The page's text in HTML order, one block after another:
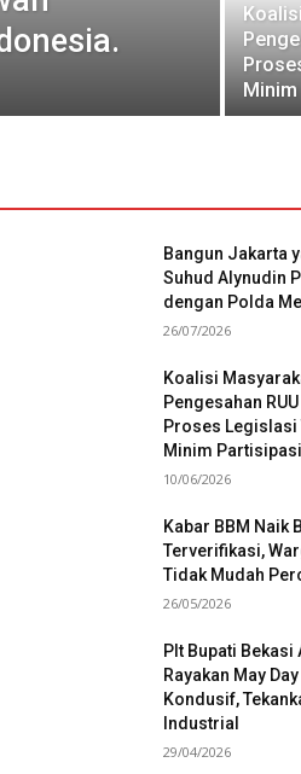
Bangun Jakarta
Suhud Alynudin
dengan Polda
26/07/2026
Koalisi
Pengesahan
Proses Legislasi
Minim
10/06/2026
Kabar BBM Naik
Terverifikasi,
Tidak Mudah
26/05/2026
Plt Bupati Bekasi
Rayakan May
Kondusif,
Industrial
29/04/2026